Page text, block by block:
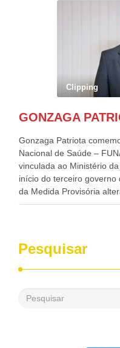
evento contou com a
Alckmin, que também
Desenvolvimento,
governador de
Nordeste, Paulo
atualmente
Governadora de
Casa Civil, Rui Costa, e
de todo Nordeste que
Clipping
Gonzaga Patriota
Nacional de Saúde –
vinculada ao Ministério
início do terceiro
da Medida Provisória
pelo Congresso
desenvolvimento dos
passado, essa Fundação
reais, com suas
saneamento básico, em
Patriota disse ainda que,
Pesquisar